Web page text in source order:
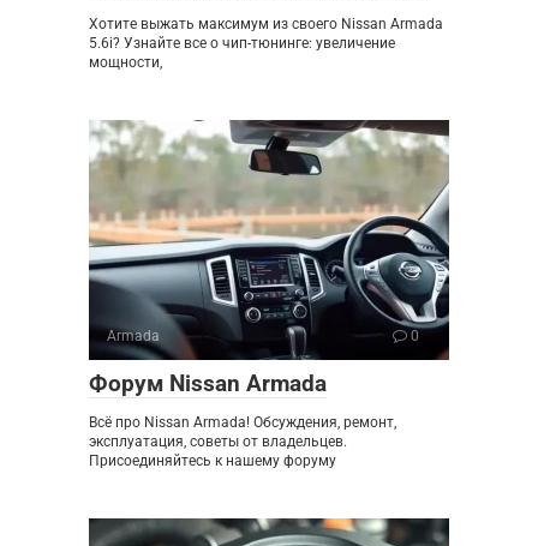
Хотите выжать максимум из своего Nissan Armada
5.6i? Узнайте все о чип-тюнинге: увеличение
мощности,
Armada 0
Форум Nissan Armada
Всё про Nissan Armada! Обсуждения, ремонт,
эксплуатация, советы от владельцев.
Присоединяйтесь к нашему форуму